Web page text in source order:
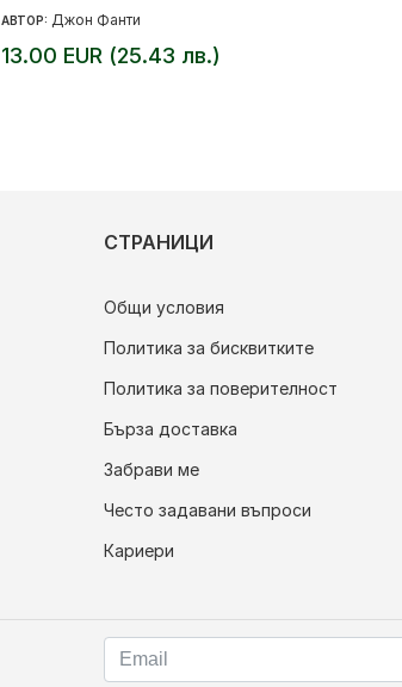
АВТОР: Джон Фанти
13.00 EUR (25.43 лв.)
СТРАНИЦИ
Общи условия
Политика за бисквитките
Политика за поверителност
Бърза доставка
Забрави ме
Често задавани въпроси
Кариери